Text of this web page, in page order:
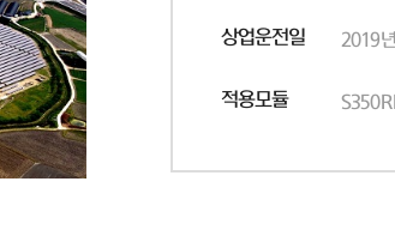
상업운전일 2019
적용모듈 S350RI